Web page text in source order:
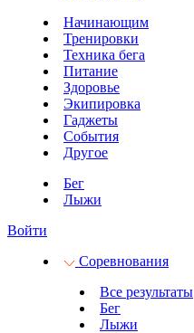
Начинающим
Тренировки
Техника бега
Питание
Здоровье
Экипировка
Гаджеты
События
Другое
Бег
Лыжи
Войти
Соревнования
Все результаты
Бег
Лыжи